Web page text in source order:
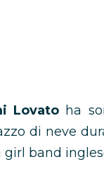
Lovato ha
di neve
girl band